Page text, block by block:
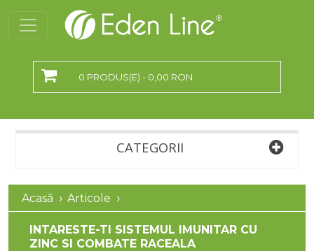
0 PRODUS(E) - 0,00 RON
CATEGORII
Acasă Articole
INTARESTE-TI SISTEMUL IMUNITAR CU
ZINC SI COMBATE RACEALA